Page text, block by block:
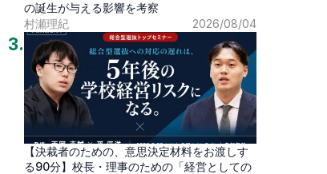
の誕生が与える影響を考察
村瀬理紀
2026/08/04
3.
【決裁者のための、意思決定材料をお渡しす
る90分】校長・理事のための「経営としての